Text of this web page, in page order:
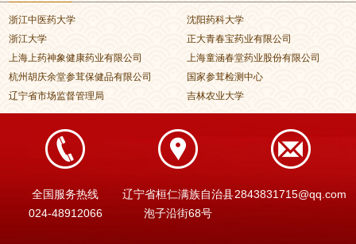
浙江中医药大学
沈阳药科大学
浙江大学
正大青春宝药业有限公司
上海上药神象健康药业有限公司
上海童涵春堂药业股份有限公司
杭州胡庆余堂参茸保健品有限公司
国家参茸检测中心
辽宁省市场监督管理局
吉林农业大学
全国服务热线
024-48912066
辽宁省桓仁满族自治县
泡子沿街68号
2843831715@qq.com